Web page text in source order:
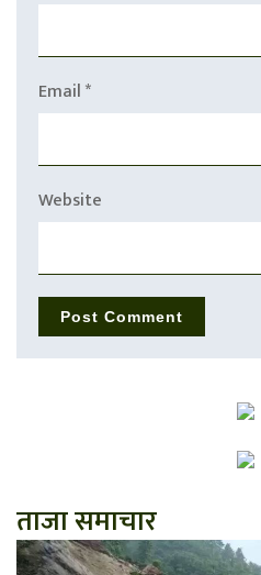
Email*
Website
ताजा समाचार